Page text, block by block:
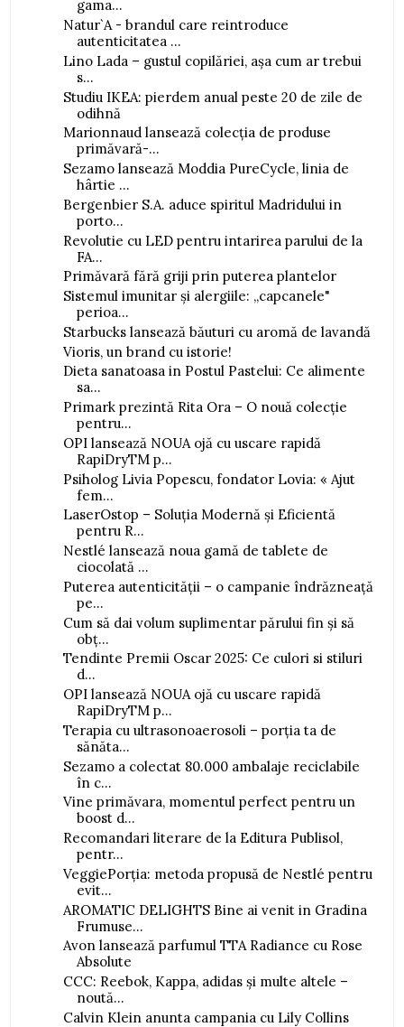
gama...
Natur`A - brandul care reintroduce
autenticitatea ...
Lino Lada – gustul copilăriei, așa cum ar trebui
s...
Studiu IKEA: pierdem anual peste 20 de zile de
odihnă
Marionnaud lansează colecția de produse
primăvară-...
Sezamo lansează Moddia PureCycle, linia de
hârtie ...
Bergenbier S.A. aduce spiritul Madridului in
porto...
Revolutie cu LED pentru intarirea parului de la
FA...
Primăvară fără griji prin puterea plantelor
Sistemul imunitar și alergiile: „capcanele"
perioa...
Starbucks lansează băuturi cu aromă de lavandă
Vioris, un brand cu istorie!
Dieta sanatoasa in Postul Pastelui: Ce alimente
sa...
Primark prezintă Rita Ora – O nouă colecție
pentru...
OPI lansează NOUA ojă cu uscare rapidă
RapiDryTM p...
Psiholog Livia Popescu, fondator Lovia: « Ajut
fem...
LaserOstop – Soluția Modernă și Eficientă
pentru R...
Nestlé lansează noua gamă de tablete de
ciocolată ...
Puterea autenticității – o campanie îndrăzneață
pe...
Cum să dai volum suplimentar părului fin și să
obț...
Tendinte Premii Oscar 2025: Ce culori si stiluri
d...
OPI lansează NOUA ojă cu uscare rapidă
RapiDryTM p...
Terapia cu ultrasonoaerosoli – porția ta de
sănăta...
Sezamo a colectat 80.000 ambalaje reciclabile
în c...
Vine primăvara, momentul perfect pentru un
boost d...
Recomandari literare de la Editura Publisol,
pentr...
VeggiePorția: metoda propusă de Nestlé pentru
evit...
AROMATIC DELIGHTS Bine ai venit in Gradina
Frumuse...
Avon lansează parfumul TTA Radiance cu Rose
Absolute
CCC: Reebok, Kappa, adidas și multe altele –
noută...
Calvin Klein anunta campania cu Lily Collins